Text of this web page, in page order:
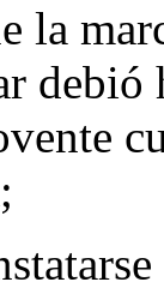
la
debió